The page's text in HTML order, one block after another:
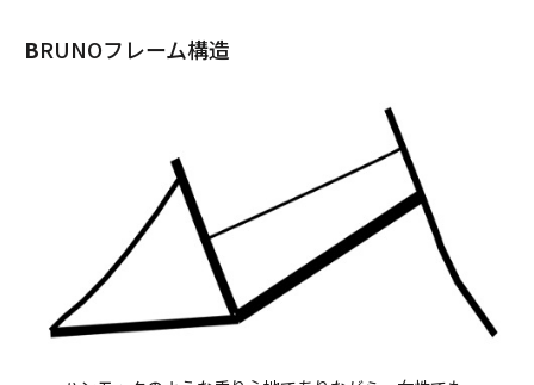
BRUNOフレーム構造